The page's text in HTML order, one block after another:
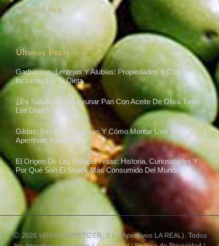
Canal Ético
Últimos Posts
Garbanzos, Lentejas Y Alubias: Propiedades Y Cómo
Incluirlas En Tu Dieta
¿Es Saludable Desayunar Pan Con Aceite De Oliva Todos
Los Días?
Gildas: Recetas Creativas Y Cómo Montar Una Tabla De
Aperitivos Irresistible
El Origen De Las Patatas Fritas: Historia, Curiosidades Y
Por Qué Son El Snack Más Consumido Del Mundo
Ⓒ 2026 URBAN APPETIZER, S.L. (Aperitivos LA REAL). Todos